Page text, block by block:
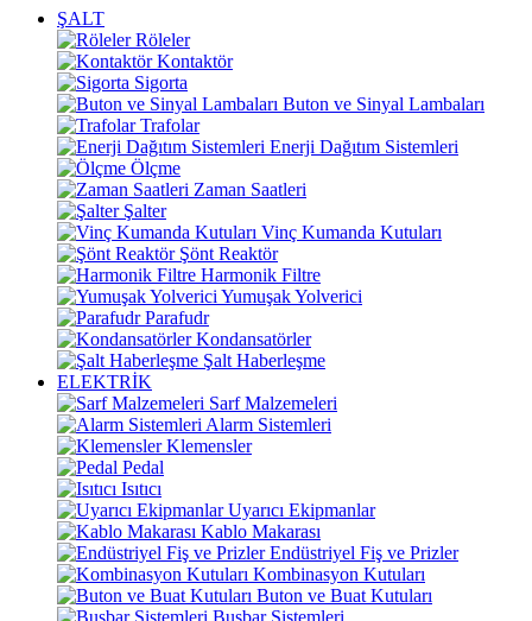
ŞALT
Röleler
Kontaktör
Sigorta
Buton ve Sinyal Lambaları
Trafolar
Enerji Dağıtım Sistemleri
Ölçme
Zaman Saatleri
Şalter
Vinç Kumanda Kutuları
Şönt Reaktör
Harmonik Filtre
Yumuşak Yolverici
Parafudr
Kondansatörler
Şalt Haberleşme
ELEKTRİK
Sarf Malzemeleri
Alarm Sistemleri
Klemensler
Pedal
Isıtıcı
Uyarıcı Ekipmanlar
Kablo Makarası
Endüstriyel Fiş ve Prizler
Kombinasyon Kutuları
Buton ve Buat Kutuları
Busbar Sistemleri